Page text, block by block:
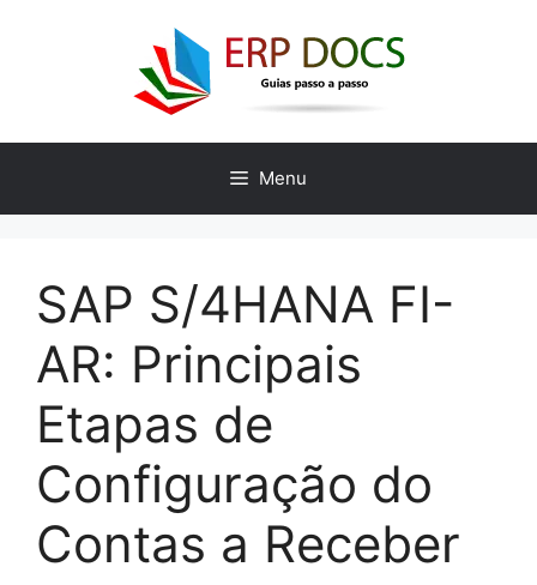
Menu
SAP S/4HANA FI-
AR: Principais
Etapas de
Configuração do
Contas a Receber